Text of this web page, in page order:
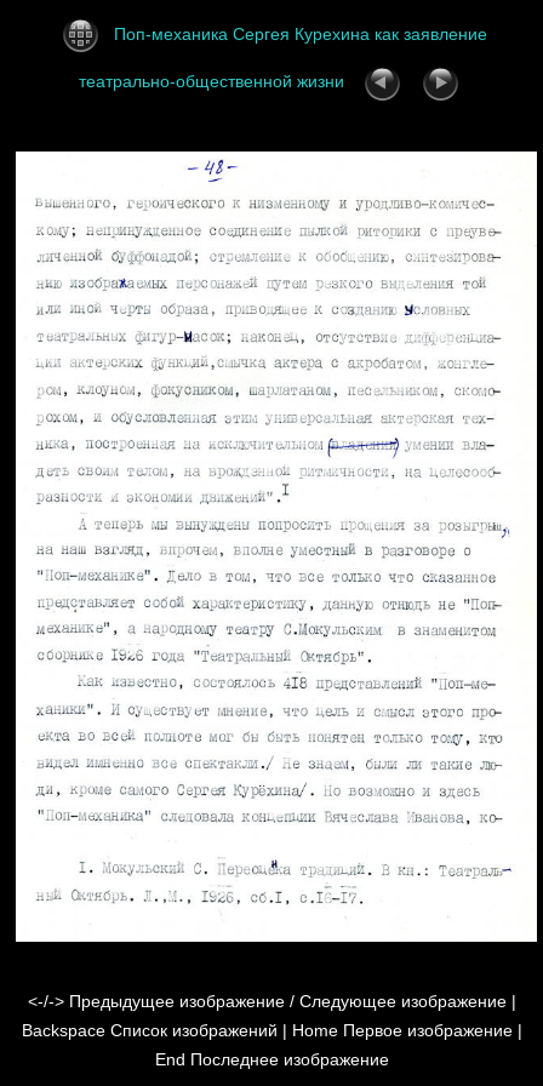
Поп-механика Сергея Курехина как заявление
театрально-общественной жизни
<-/->Предыдущее изображение / Следующее изображение |
BackspaceСписок изображений | HomeПервое изображение |
End Последнее изображение